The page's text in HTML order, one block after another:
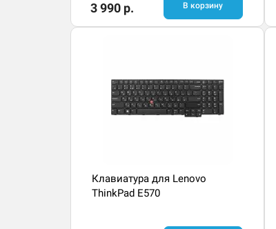
3 990 р. В корзину
Клавиатура для Lenovo
ThinkPad E570